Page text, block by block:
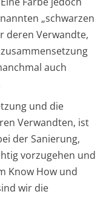
„schwarzen
deren Verwandte,
auch
und die
Verwandten, ist
der Sanierung,
vorzugehen und
Know How und
wir die